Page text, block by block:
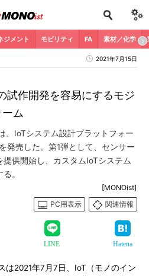
ジメント モビリティ FA 素材／化学
2021年7月15日
試作開発を容易にするモジ
ム
、IoTシステム設計プラットフォー
発売した。第1弾として、センサー
供開始し、カスタムIoTシステム
。
[MONOist]
PC用表示
関連情報
LINE Hatena
2021年7月7日、IoT（モノのイン